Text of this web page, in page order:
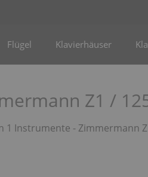
Flügel Klavierhäuser
Z1 /
1 Instrumente - Zimmermann